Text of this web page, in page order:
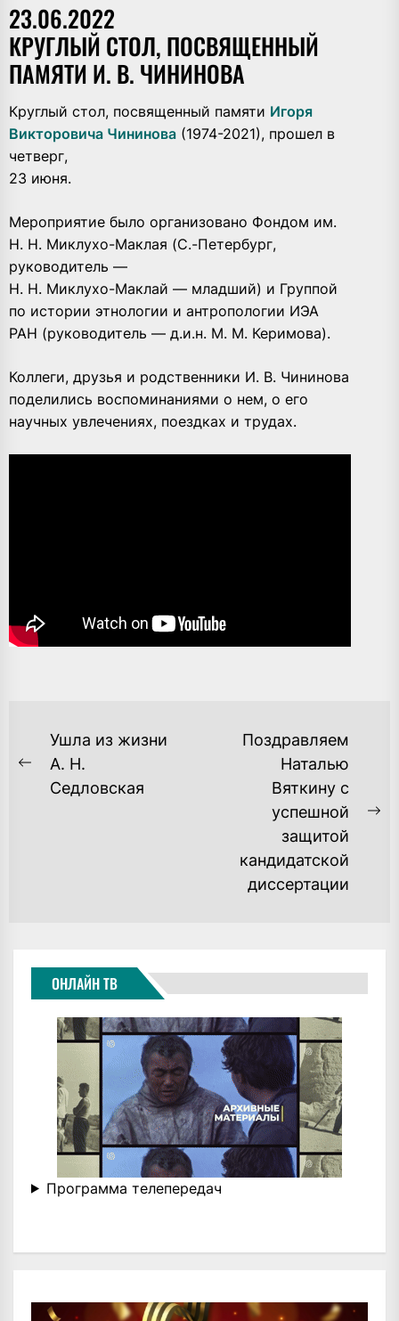
23.06.2022
КРУГЛЫЙ СТОЛ, ПОСВЯЩЕННЫЙ
ПАМЯТИ И. В. ЧИНИНОВА
Круглый стол, посвященный памяти Игоря
Викторовича Чининова (1974-2021), прошел в
четверг,
23 июня.
Мероприятие было организовано Фондом им.
Н. Н. Миклухо-Маклая (С.-Петербург,
руководитель —
Н. Н. Миклухо-Маклай — младший) и Группой
по истории этнологии и антропологии ИЭА
РАН (руководитель — д.и.н. М. М. Керимова).
Коллеги, друзья и родственники И. В. Чининова
поделились воспоминаниями о нем, о его
научных увлечениях, поездках и трудах.
НАВИГАЦИЯ
ПО
ЗАПИСЯМ
Previous
post:
Ушла из жизни
А. Н.
Седловская
Поздравляем
Наталью
Вяткину с
успешной
защитой
кандидатской
диссертации
ОНЛАЙН ТВ
Программа телепередач